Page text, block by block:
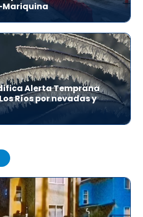
Alerta Temprana
Ríos por nevadas y